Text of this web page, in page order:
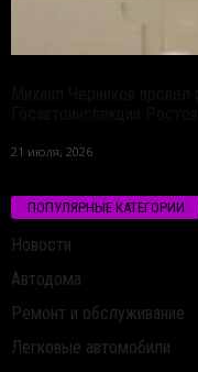
21 июля, 2026
ПОПУЛЯРНЫЕ КАТЕГОРИИ
Новости
Автодома
Ремонт и обслуживание
Легковые автомобили